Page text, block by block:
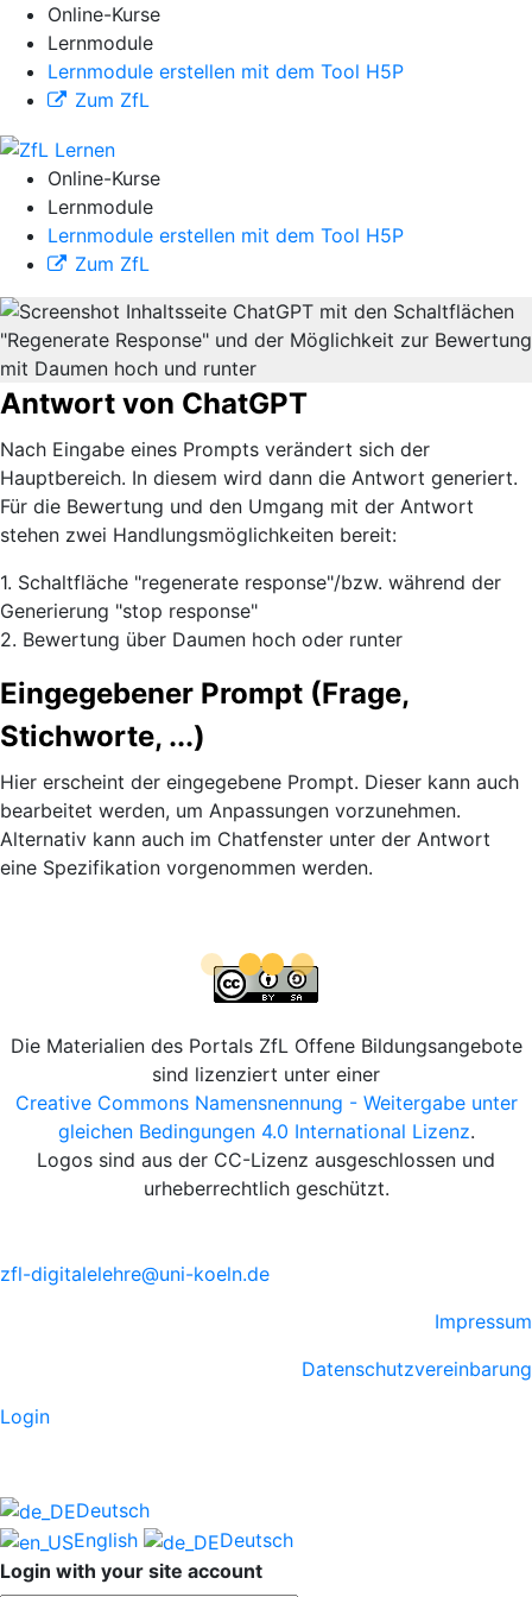
Online-Kurse
Lernmodule
Lernmodule erstellen mit dem Tool H5P
Zum ZfL
Online-Kurse
Lernmodule
Lernmodule erstellen mit dem Tool H5P
Zum ZfL
Antwort von ChatGPT
Nach Eingabe eines Prompts verändert sich der
Hauptbereich. In diesem wird dann die Antwort generiert.
Für die Bewertung und den Umgang mit der Antwort
stehen zwei Handlungsmöglichkeiten bereit:
1. Schaltfläche "regenerate response"/bzw. während der
Generierung "stop response"
2. Bewertung über Daumen hoch oder runter
Eingegebener Prompt (Frage,
Stichworte, ...)
Hier erscheint der eingegebene Prompt. Dieser kann auch
bearbeitet werden, um Anpassungen vorzunehmen.
Alternativ kann auch im Chatfenster unter der Antwort
eine Spezifikation vorgenommen werden.
Die Materialien des Portals ZfL Offene Bildungsangebote
sind lizenziert unter einer
Creative Commons Namensnennung - Weitergabe unter
gleichen Bedingungen 4.0 International Lizenz.
Logos sind aus der CC-Lizenz ausgeschlossen und
urheberrechtlich geschützt.
zfl-digitalelehre@uni-koeln.de
Impressum
Datenschutzvereinbarung
Login
Deutsch
English
Deutsch
Login with your site account